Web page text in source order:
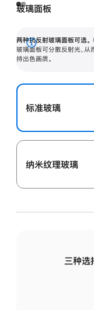
玻璃面板
两种抗反射玻璃面板可选。
玻璃面板可分散反射光，从
持出色画质。
展
开
标准玻璃
纳米纹理玻璃
三种选